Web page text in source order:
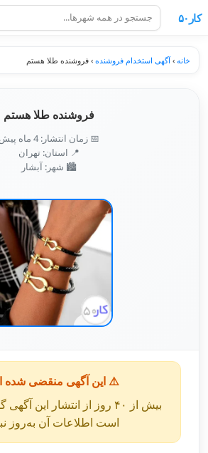
کار۵۰
خانه ›آگهی استخدام فروشنده › فروشنده طلا هستم
فروشنده طلا هستم
📅 زمان انتشار: 4 ماه پیش
📍 استان: تهران
🏙️ شهر: آبشار
⚠️ این آگهی منقضی
بیش از ۴۰ روز از انتشار این
است اطلاعات آن به‌روز